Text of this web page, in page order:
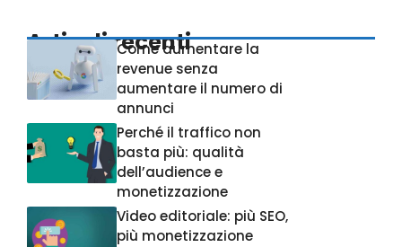
Articoli recenti
Come aumentare la
revenue senza
aumentare il numero di
annunci
Perché il traffico non
basta più: qualità
dell’audience e
monetizzazione
Video editoriale: più SEO,
più monetizzazione